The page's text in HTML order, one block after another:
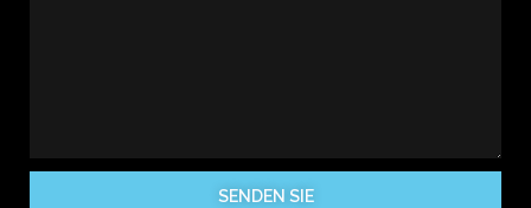
SENDEN SIE